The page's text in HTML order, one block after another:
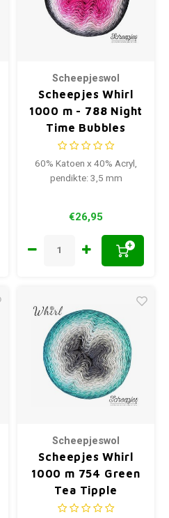
Scheepjeswol
Scheepjes Whirl
1000 m - 788 Night
Time Bubbles
60% Katoen x 40% Acryl,
pendikte: 3,5 mm
€26,95
+
Scheepjeswol
Scheepjes Whirl
1000 m 754 Green
Tea Tipple